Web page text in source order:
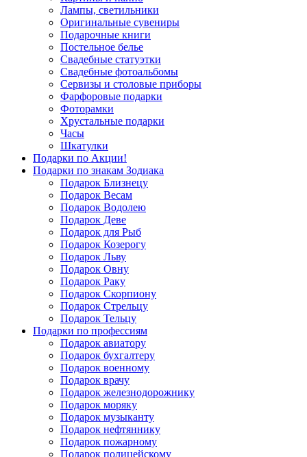
Лампы, светильники
Оригинальные сувениры
Подарочные книги
Постельное белье
Свадебные статуэтки
Свадебные фотоальбомы
Сервизы и столовые приборы
Фарфоровые подарки
Фоторамки
Хрустальные подарки
Часы
Шкатулки
Подарки по Акции!
Подарки по знакам Зодиака
Подарок Близнецу
Подарок Весам
Подарок Водолею
Подарок Деве
Подарок для Рыб
Подарок Козерогу
Подарок Льву
Подарок Овну
Подарок Раку
Подарок Скорпиону
Подарок Стрельцу
Подарок Тельцу
Подарки по профессиям
Подарок авиатору
Подарок бухгалтеру
Подарок военному
Подарок врачу
Подарок железнодорожнику
Подарок моряку
Подарок музыканту
Подарок нефтяннику
Подарок пожарному
Подарок полицейскому